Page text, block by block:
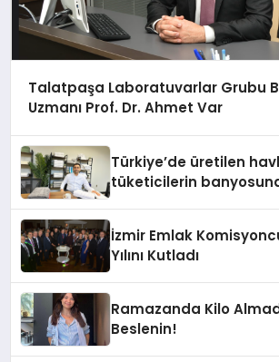
Talatpaşa Laboratuvarlar Grubu
Uzmanı Prof. Dr. Ahmet Var
Türkiye’de üretilen
tüketicilerin
İzmir Emlak
Yılını Kutladı
Ramazanda Kilo
Beslenin!